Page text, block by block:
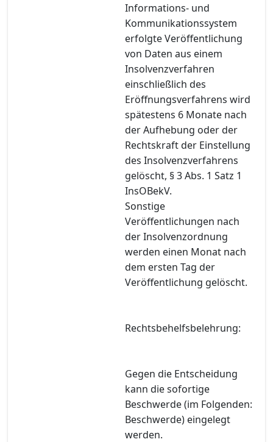
Informations- und
Kommunikationssystem
erfolgte Veröffentlichung
von Daten aus einem
Insolvenzverfahren
einschließlich des
Eröffnungsverfahrens wird
spätestens 6 Monate nach
der Aufhebung oder der
Rechtskraft der Einstellung
des Insolvenzverfahrens
gelöscht, § 3 Abs. 1 Satz 1
InsOBekV.
Sonstige
Veröffentlichungen nach
der Insolvenzordnung
werden einen Monat nach
dem ersten Tag der
Veröffentlichung gelöscht.
Rechtsbehelfsbelehrung:
Gegen die Entscheidung
kann die sofortige
Beschwerde (im Folgenden:
Beschwerde) eingelegt
werden.